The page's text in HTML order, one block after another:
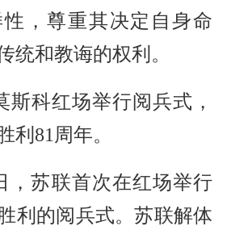
，尊重其决定自身命
统和教诲的权利。
斯科红场举行阅兵式，
利81周年。
，苏联首次在红场举行
利的阅兵式。苏联解体